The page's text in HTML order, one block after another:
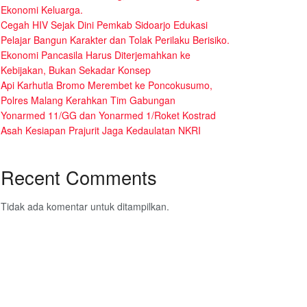
Ekonomi Keluarga.
Cegah HIV Sejak Dini Pemkab Sidoarjo Edukasi
Pelajar Bangun Karakter dan Tolak Perilaku Berisiko.
Ekonomi Pancasila Harus Diterjemahkan ke
Kebijakan, Bukan Sekadar Konsep
Api Karhutla Bromo Merembet ke Poncokusumo,
Polres Malang Kerahkan Tim Gabungan
Yonarmed 11/GG dan Yonarmed 1/Roket Kostrad
Asah Kesiapan Prajurit Jaga Kedaulatan NKRI
Recent Comments
Tidak ada komentar untuk ditampilkan.